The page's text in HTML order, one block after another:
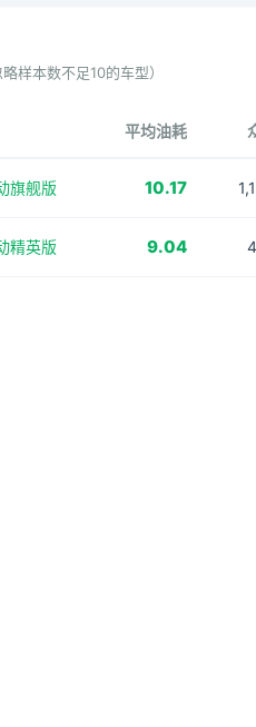
样本数不足10的车型）
平均油耗
旗舰版 10.17
精英版 9.04